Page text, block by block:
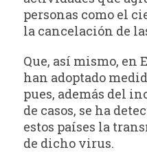
personas como el
la cancelación de
Que, así mismo, en
han adoptado
pues, además del
de casos, se ha
estos países la
de dicho virus.